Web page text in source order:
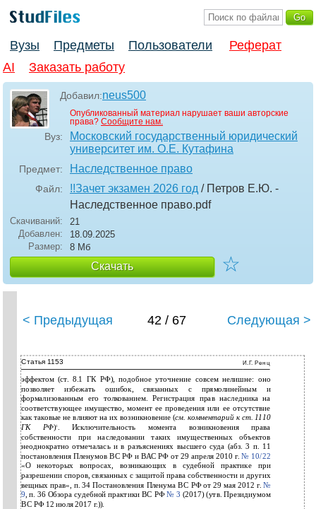
Вузы Предметы Пользователи
Реферат
AI
Заказать работу
Добавил:neus500
Опубликованный материал нарушает ваши авторские
права? Сообщите нам.
Вуз:
Московский государственный юридический
университет им. О.Е. Кутафина
Предмет: Наследственное право
Файл: !!Зачет экзамен 2026 год / Петров Е.Ю. -
Наследственное право.pdf
Скачиваний:
21
Добавлен:
18.09.2025
Размер:
8 Мб
Скачать ☆
< Предыдущая 42 / 67 Следующая >
Статья 1153 И.Г. Ренц
эффектом (ст. 8.1 ГК РФ), подобное уточнение совсем нелишне: оно
позволяет избежать ошибок, связанных с прямолинейным и
формализованным его толкованием. Регистрация прав наследника на
соответствующее имущество, момент ее проведения или ее отсутствие
как таковые не влияют на их возникновение (см. комментарий к ст.1110
ГК РФ)1. Исключительность момента возникновения права
собственности при наследовании таких имущественных объектов
неоднократно отмечалась и в разъяснениях высшего суда (абз. 3 п. 11
постановления Пленумов ВС РФ и ВАС РФ от 29 апреля 2010 г.№ 10/22
«О некоторых вопросах, возникающих в судебной практике при
разрешении споров, связанных с защитой права собственности и других
вещных прав», п. 34 Постановления Пленума ВС РФ от 29 мая 2012 г.№
9, п. 36 Обзора судебной практики ВС РФ№ 3 (2017) (утв. Президиумом
ВС РФ 12 июля 2017 г.)).